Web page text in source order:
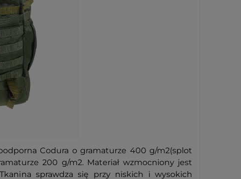
Codura o gramaturze 400 g/m2(splot
200 g/m2. Materiał wzmocniony jest
sprawdza się przy niskich i wysokich